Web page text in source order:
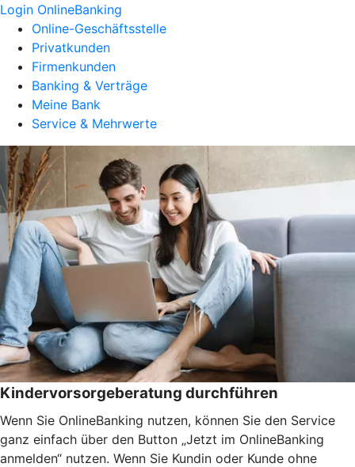
Login OnlineBanking
Online-Geschäftsstelle
Privatkunden
Firmenkunden
Banking & Verträge
Meine Bank
Service & Mehrwerte
Kindervorsorgeberatung durchführen
Wenn Sie OnlineBanking nutzen, können Sie den Service
ganz einfach über den Button „Jetzt im OnlineBanking
anmelden“ nutzen. Wenn Sie Kundin oder Kunde ohne